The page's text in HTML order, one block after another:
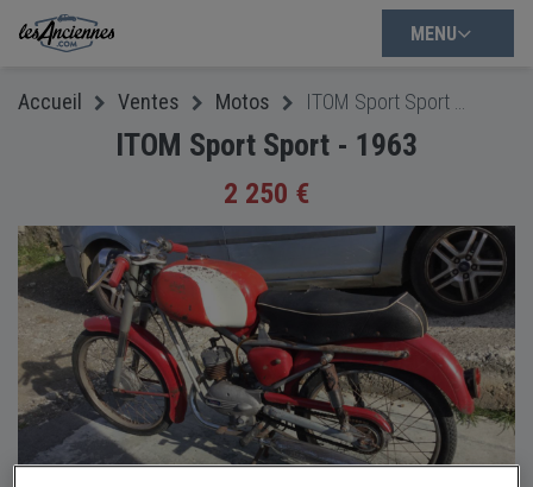
MENU
Accueil Ventes Motos
ITOM Sport Sport - 1963
2 250 €